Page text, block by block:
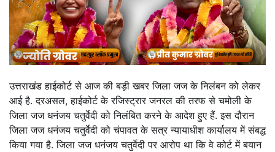
उत्तराखंड हाईकोर्ट से आज की बड़ी खबर जिला जज के निलंबन को लेकर
आई है. दरअसल, हाईकोर्ट के रजिस्ट्रार जनरल की तरफ से चमोली के
जिला जज धनंजय चतुर्वेदी को निलंबित करने के आदेश हुए हैं. इस दौरान
जिला जज धनंजय चतुर्वेदी को चंपावत के सत्र न्यायाधीश कार्यालय में संबद्ध
किया गया है. जिला जज धनंजय चतुर्वेदी पर आरोप था कि वे कोर्ट में बयान